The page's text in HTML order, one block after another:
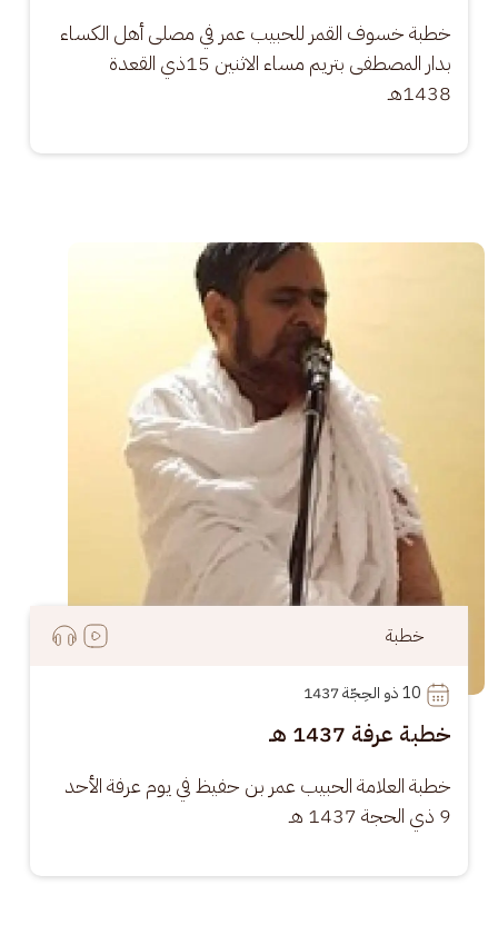
خطبة خسوف القمر للحبيب عمر في مصلى أهل الكساء
بدار المصطفى بتريم مساء الاثنين 15ذي القعدة
1438هـ
الصورة
خطبة
10
خطبة عرفة 1437 هـ
خطبة العلامة الحبيب عمر بن حفيظ في يوم عرفة الأحد
9 ذي الحجة 1437 هـ